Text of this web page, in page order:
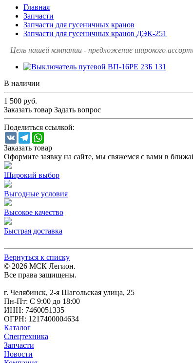
Главная
Запчасти
Запчасти для гусеничных кранов
Запчасти для гусеничных кранов ДЭК-251
Цель нашей компании - предложение широкого
В наличии
1 500 руб.
Заказать товар Задать вопрос
Поделиться ссылкой:
VK Telegram
Заказать товар
Оформите заявку на сайте, мы свяжемся с вами в
Широкий выбор
Выгодные условия
Высокое качество
Быстрая доставка
Вернуться к списку
© 2026 МСК Легион.
Все права защищены.
г. Челябинск, 2-я Шагольская улица, 25
Пн-Пт: С 9:00 до 18:00
ИНН: 7460051335
ОГРН: 1217400004634
Каталог
Спецтехника
Запчасти
Новости